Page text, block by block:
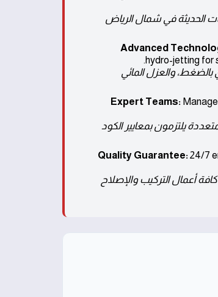
الحديثة في شمال الرياض
Advanced
hydro-jetting for
والعزل المائي
Expert Teams:
من جنسيات متعددة يلتزمون بمعايير الكود
Quality Guarantee:24/7
أعمال التركيب والإصلاح